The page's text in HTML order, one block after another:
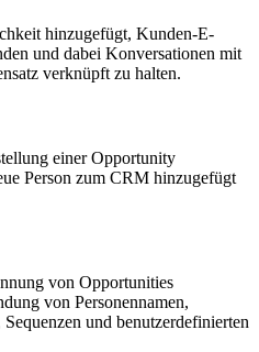
hinzugefügt, Kunden-E-
und dabei Konversationen mit
verknüpft zu halten.
einer Opportunity
Person zum CRM hinzugefügt
von Opportunities
von Personennamen,
und benutzerdefinierten